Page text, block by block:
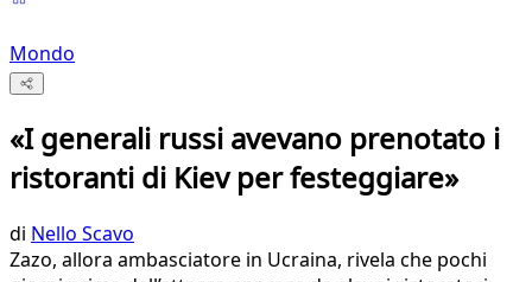
Mondo
«I generali russi avevano prenotato i
ristoranti di Kiev per festeggiare»
di Nello Scavo
Zazo, allora ambasciatore in Ucraina, rivela che pochi